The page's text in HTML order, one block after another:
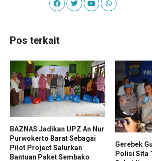
Pos terkait
BAZNAS Jadikan UPZ An Nur
Purwokerto Barat Sebagai
Pilot Project Salurkan
Bantuan Paket Sembako
Gerebek
Polisi Sita